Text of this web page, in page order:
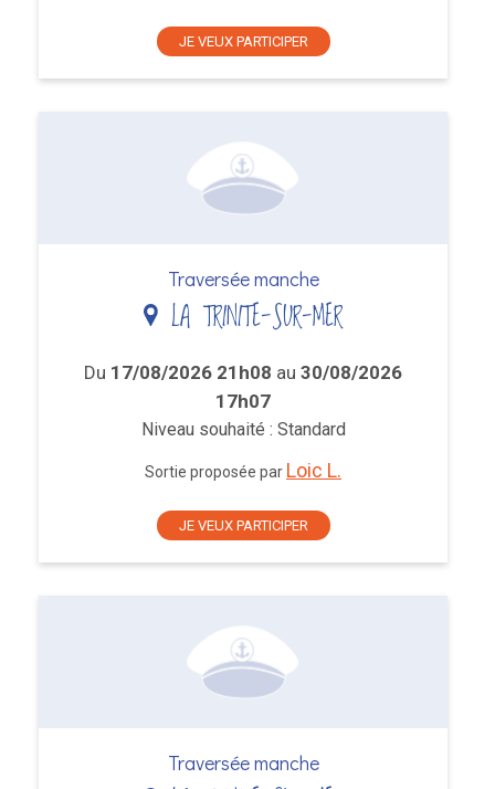
JE VEUX PARTICIPER
Traversée manche
LA TRINITE-SUR-MER
Du 17/08/2026 21h08 au 30/08/2026
17h07
Niveau souhaité : Standard
Sortie proposée par Loic L.
JE VEUX PARTICIPER
Traversée manche